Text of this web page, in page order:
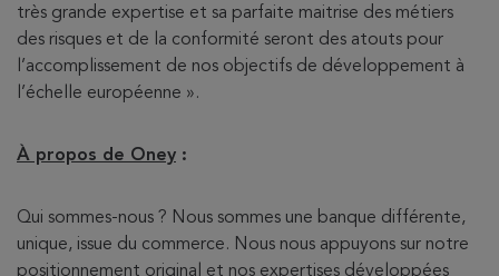
très grande expertise et sa parfaite maitrise des métiers
des risques et de la conformité seront des atouts pour
l’accomplissement de nos objectifs de développement à
l’échelle européenne ».
À propos de Oney :
Qui sommes-nous ? Nous sommes une banque différente,
unique, issue du commerce. Nous nous appuyons sur notre
positionnement original et nos expertises développées